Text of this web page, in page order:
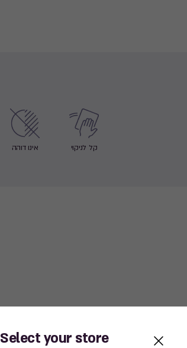
Select your store
קל לניקוי אינו דוהה